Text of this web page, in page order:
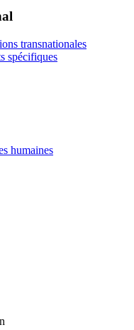
transnationales
spécifiques
humaines